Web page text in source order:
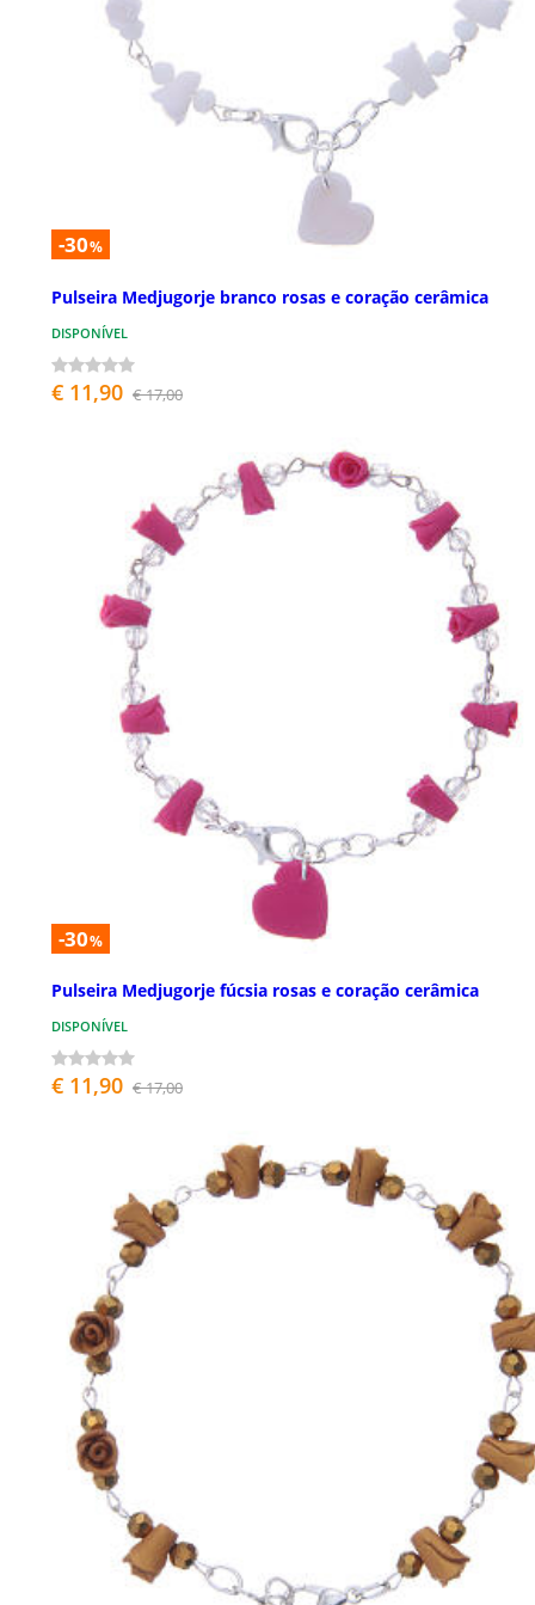
-30%
Pulseira Medjugorje branco rosas e coração cerâmica
DISPONÍVEL
€ 11,90 € 17,00
-30%
Pulseira Medjugorje fúcsia rosas e coração cerâmica
DISPONÍVEL
€ 11,90 € 17,00